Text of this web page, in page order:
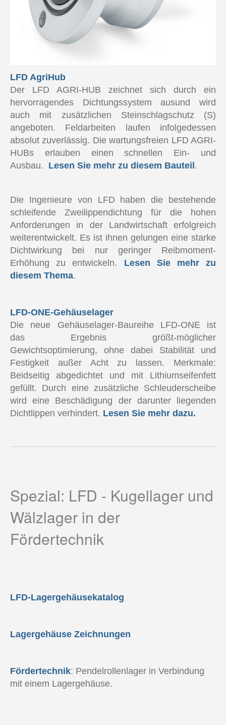
LFD AgriHub
Der LFD AGRI-HUB zeichnet sich durch ein
hervorragendes Dichtungssystem ausund wird
auch mit zusätzlichen Steinschlagschutz (S)
angeboten. Feldarbeiten laufen infolgedessen
absolut zuverlässig. Die wartungsfreien LFD AGRI-
HUBs erlauben einen schnellen Ein- und
Ausbau. Lesen Sie mehr zu diesem Bauteil.
Die Ingenieure von LFD haben die bestehende
schleifende Zweilippendichtung für die hohen
Anforderungen in der Landwirtschaft erfolgreich
weiterentwickelt. Es ist ihnen gelungen eine starke
Dichtwirkung bei nur geringer Reibmoment-
Erhöhung zu entwickeln. Lesen Sie mehr zu
diesem Thema.
LFD-ONE-Gehäuselager
Die neue Gehäuselager-Baureihe LFD-ONE ist
das Ergebnis größt-möglicher
Gewichtsoptimierung, ohne dabei Stabilität und
Festigkeit außer Acht zu lassen. Merkmale:
Beidseitig abgedichtet und mit Lithiumseifenfett
gefüllt. Durch eine zusätzliche Schleuderscheibe
wird eine Beschädigung der darunter liegenden
Dichtlippen verhindert. Lesen Sie mehr dazu.
Spezial: LFD - Kugellager und
Wälzlager in der
Fördertechnik
LFD-Lagergehäusekatalog
Lagergehäuse Zeichnungen
Fördertechnik: Pendelrollenlager in Verbindung
mit einem Lagergehäuse.